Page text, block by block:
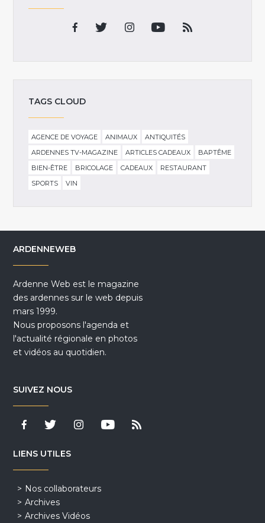
TAGS CLOUD
AGENCE DE VOYAGE ANIMAUX
ANTIQUITÉS
ARDENNES TV-MAGAZINE
ARTICLES CADEAUX
BAPTÊME
BIEN-ÊTRE
BRICOLAGE CADEAUX
RESTAURANT
SPORTS
VIN
ARDENNEWEB
Ardenne Web est le magazine
des ardennes sur le web depuis
mars 1999.
Nous proposons l'agenda et
l'actualité régionale en photos
et vidéos au quotidien.
SUIVEZ NOUS
LIENS UTILES
Nos collaborateurs
Archives
Archives Vidéos